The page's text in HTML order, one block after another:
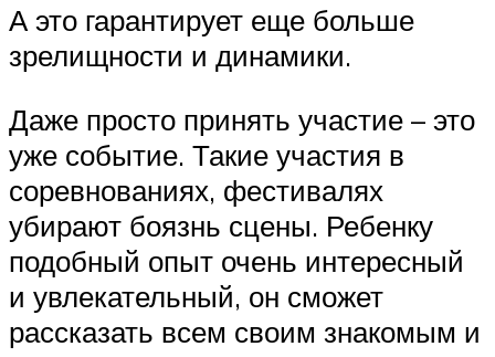
А это гарантирует еще больше
зрелищности и динамики.
Даже просто принять участие – это
уже событие. Такие участия в
соревнованиях, фестивалях
убирают боязнь сцены. Ребенку
подобный опыт очень интересный
и увлекательный, он сможет
рассказать всем своим знакомым и